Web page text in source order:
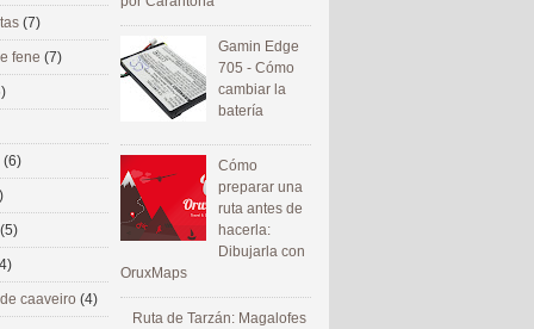
Gamin Edge
705 - Cómo
cambiar la
batería
Cómo
preparar una
ruta antes de
hacerla:
Dibujarla con
OruxMaps
Ruta de Tarzán: Magalofes
(7)
fene (7)
(6)
(5)
caaveiro (4)